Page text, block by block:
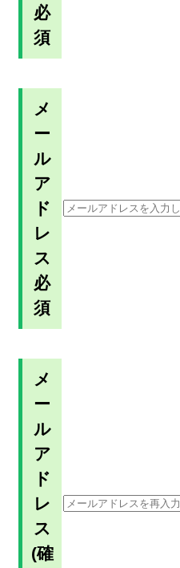
必
須
メ
ー
ル
ア
ド
レ
ス
必
須
メ
ー
ル
ア
ド
レ
ス
(確